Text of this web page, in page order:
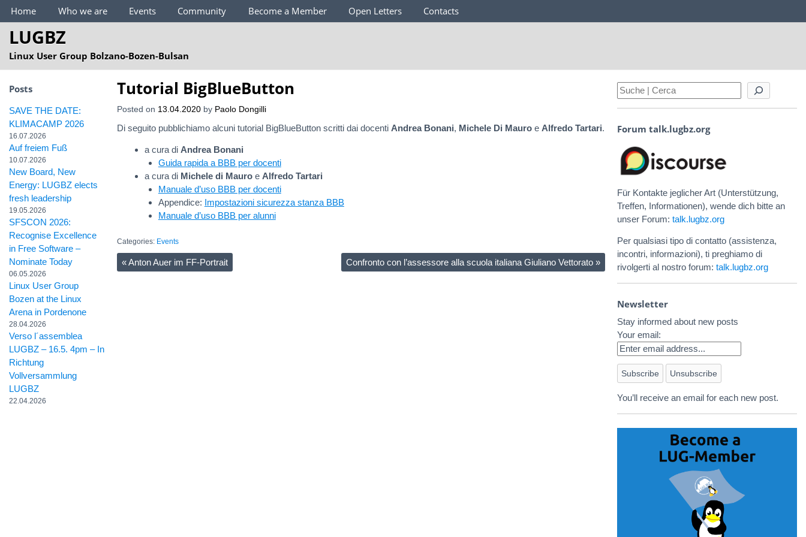
Main Menu
Home Who we are Events Community Become a Member Open Letters Contacts
LUGBZ
Linux User Group Bolzano-Bozen-Bulsan
Tutorial BigBlueButton
Posted on 13.04.2020 by Paolo Dongilli
Di seguito pubblichiamo alcuni tutorial BigBlueButton scritti dai docenti Andrea Bonani, Michele Di Mauro e Alfredo Tartari.
a cura di Andrea Bonani
Guida rapida a BBB per docenti
a cura di Michele di Mauroe Alfredo Tartari
Manuale d’uso BBB per docenti
Appendice: Impostazioni sicurezza stanza BBB
Manuale d’uso BBB per alunni
Categories: Events
«Anton Auer im FF-Portrait Confronto con l’assessore alla scuola italiana Giuliano Vettorato »
Posts
SAVE THE DATE:
KLIMACAMP 2026
16.07.2026
Auf freiem Fuß
10.07.2026
New Board, New
Energy: LUGBZ elects
fresh leadership
19.05.2026
SFSCON 2026:
Recognise Excellence
in Free Software –
Nominate Today
06.05.2026
Linux User Group
Bozen at the Linux
Arena in Pordenone
28.04.2026
Verso l´assemblea
LUGBZ – 16.5. 4pm – In
Richtung
Vollversammlung
LUGBZ
22.04.2026
Forum talk.lugbz.org
Für Kontakte jeglicher Art (Unterstützung,
Treffen, Informationen), wende dich bitte an
unser Forum: talk.lugbz.org
Per qualsiasi tipo di contatto (assistenza,
incontri, informazioni), ti preghiamo di
rivolgerti al nostro forum: talk.lugbz.org
Newsletter
Stay informed about new posts
Your email:
You’ll receive an email for each new post.